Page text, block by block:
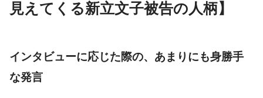
見えてくる新立文子被告の人柄】
インタビューに応じた際の、あまりにも身勝手
な発言